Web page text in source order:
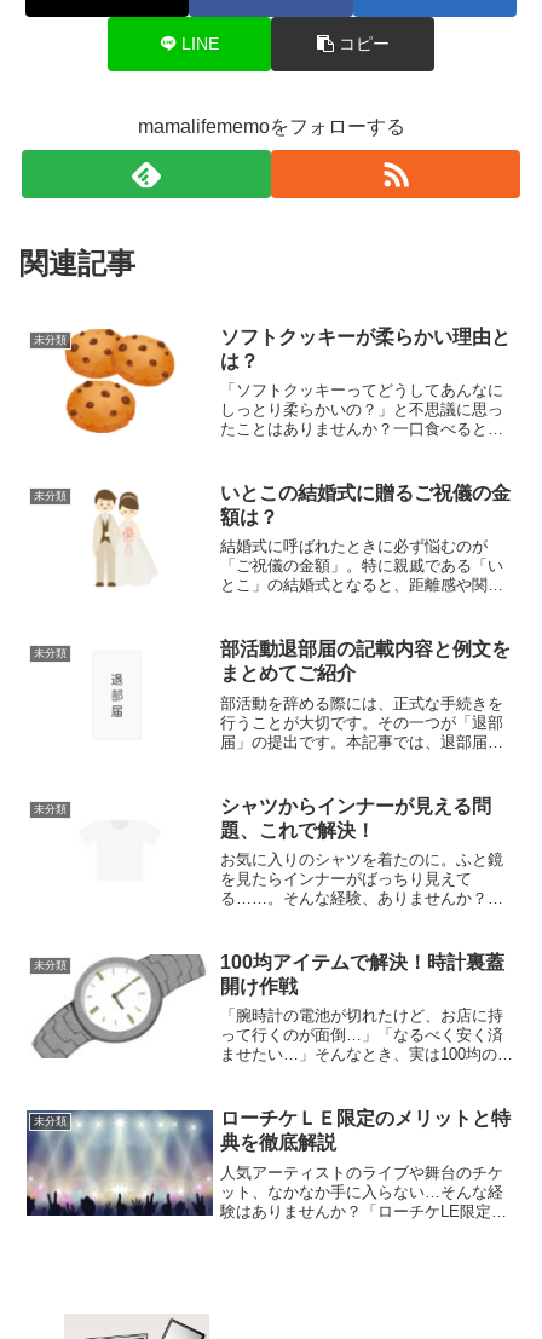
LINE コピー
mamalifememoをフォローする
関連記事
未分類
ソフトクッキーが柔らかい理由と
は？
「ソフトクッキーってどうしてあんなに
しっとり柔らかいの？」と不思議に思っ
たことはありませんか？一口食べると、
方や材料の選び方によって、その食感が
大きく左右されます。この...
未分類
いとこの結婚式に贈るご祝儀の金
額は？
結婚式に呼ばれたときに必ず悩むのが
「ご祝儀の金額」。特に親戚である「い
とこ」の結婚式となると、距離感や関係
婚式のご祝儀」に関する金額の相場やマ
ナー、シチュエーションごと...
未分類
部活動退部届の記載内容と例文を
まとめてご紹介
部活動を辞める際には、正式な手続きを
行うことが大切です。その一つが「退部
届」の提出です。本記事では、退部届の
部届とは?退部届とは、部活動を辞める意
思を正式に伝える文書で...
未分類
シャツからインナーが見える問
題、これで解決！
お気に入りのシャツを着たのに。ふと鏡
を見たらインナーがばっちり見えて
る……。そんな経験、ありませんか？こ
紹介します。誰でもすぐに実践できるポ
イントが満載です。ぜひ最後ま...
未分類
100均アイテムで解決！時計裏蓋
開け作戦
「腕時計の電池が切れたけど、お店に持
って行くのが面倒…」「なるべく安く済
ませたい…」そんなとき、実は100均のア
ダイソー・セリア・キャンドゥなどの100
円ショップにある...
未分類
ローチケＬＥ限定のメリットと特
典を徹底解説
人気アーティストのライブや舞台のチケ
ット、なかなか手に入らない…そんな経
験はありませんか？「ローチケLE限定」